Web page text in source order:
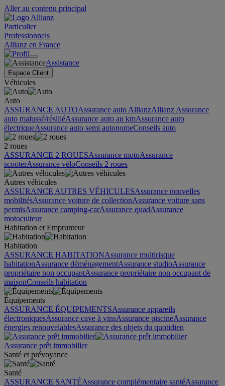
Aller au contenu principal
Particulier
Professionnels
Allianz en France
Assistance
Espace Client
Véhicules
Auto
ASSURANCE AUTOAssurance auto AllianzAllianz Assurance
auto malussé/résiliéAssurance auto au kmAssurance auto
électriqueAssurance auto semi autonomeConseils auto
2 roues
ASSURANCE 2 ROUESAssurance motoAssurance
scooterAssurance véloConseils 2 roues
Autres véhicules
ASSURANCE AUTRES VÉHICULESAssurance nouvelles
mobilitésAssurance voiture de collectionAssurance voiture sans
permisAssurance camping-carAssurance quadAssurance
motoculteur
Habitation et Emprunteur
Habitation
ASSURANCE HABITATIONAssurance multirisque
habitationAssurance déménagementAssurance studioAssurance
propriétaire non occupantAssurance propriétaire non occupant de
maisonConseils habitation
Équipements
ASSURANCE ÉQUIPEMENTSAssurance appareils
électroniquesAssurance cave à vinsAssurance piscineAssurance
énergies renouvelablesAssurance des objets du quotidien
Assurance prêt immobilier
Santé et prévoyance
Santé
ASSURANCE SANTÉAssurance complémentaire santéAssurance